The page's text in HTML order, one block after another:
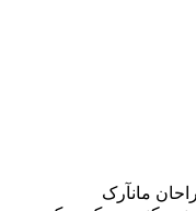
مانآرک